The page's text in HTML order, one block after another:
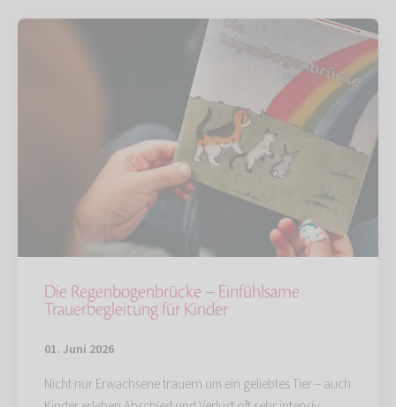
Die Regenbogenbrücke – Einfühlsame
Trauerbegleitung für Kinder
01. Juni 2026
Nicht nur Erwachsene trauern um ein geliebtes Tier – auch